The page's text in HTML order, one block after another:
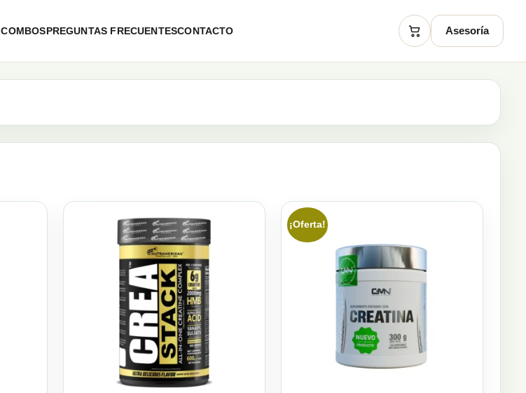
COMBOSPREGUNTAS FRECUENTESCONTACTO
Carrito
Asesoría
¡Oferta!